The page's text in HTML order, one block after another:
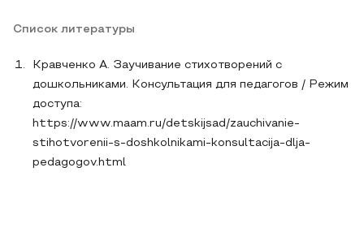
Список литературы
Кравченко А. Заучивание стихотворений с
дошкольниками. Консультация для педагогов / Режим
доступа:
https://www.maam.ru/detskijsad/zauchivanie-
stihotvorenii-s-doshkolnikami-konsultacija-dlja-
pedagogov.html